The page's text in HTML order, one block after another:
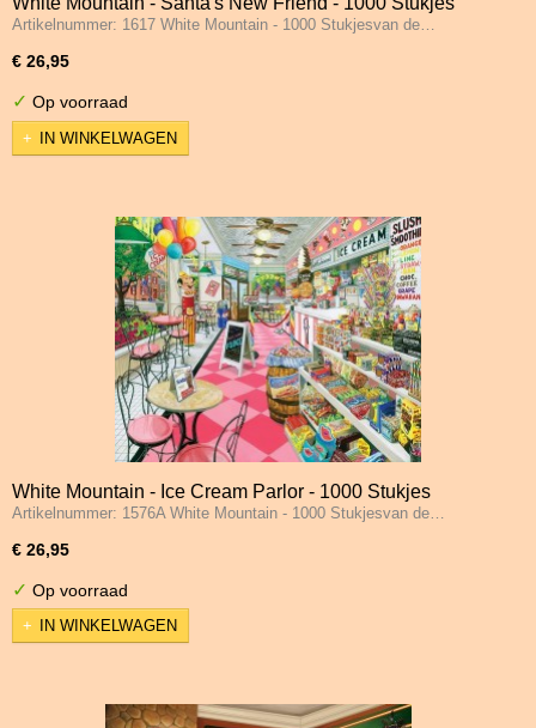
Artikelnummer: 1617 White Mountain - 1000 Stukjesvan de…
€ 26,95
✓ Op voorraad
IN WINKELWAGEN
White Mountain - Ice Cream Parlor - 1000 Stukjes
Artikelnummer: 1576A White Mountain - 1000 Stukjesvan de…
€ 26,95
✓ Op voorraad
IN WINKELWAGEN